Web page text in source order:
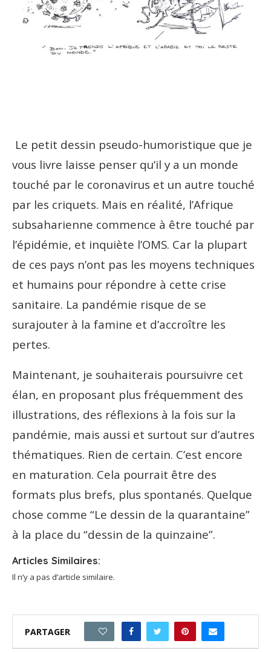
Le petit dessin pseudo-humoristique que je
vous livre laisse penser qu’il y a un monde
touché par le coronavirus et un autre touché
par les criquets. Mais en réalité, l’Afrique
subsaharienne commence à être touché par
l’épidémie, et inquiète l’OMS. Car la plupart
de ces pays n’ont pas les moyens techniques
et humains pour répondre à cette crise
sanitaire. La pandémie risque de se
surajouter à la famine et d’accroître les
pertes.
Maintenant, je souhaiterais poursuivre cet
élan, en proposant plus fréquemment des
illustrations, des réflexions à la fois sur la
pandémie, mais aussi et surtout sur d’autres
thématiques. Rien de certain. C’est encore
en maturation. Cela pourrait être des
formats plus brefs, plus spontanés. Quelque
chose comme “Le dessin de la quarantaine”
à la place du “dessin de la quinzaine”.
Articles Similaires:
Il n’y a pas d’article similaire.
PARTAGER